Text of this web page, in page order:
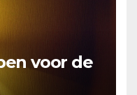
voor de